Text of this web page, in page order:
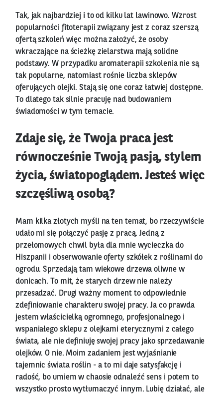
Tak, jak najbardziej i to od kilku lat lawinowo. Wzrost
popularności fitoterapii związany jest z coraz szerszą
ofertą szkoleń więc można założyć, że osoby
wkraczające na ścieżkę zielarstwa mają solidne
podstawy. W przypadku aromaterapii szkolenia nie są
tak popularne, natomiast rośnie liczba sklepów
oferujących olejki. Stają się one coraz łatwiej dostępne.
To dlatego tak silnie pracuję nad budowaniem
świadomości w tym temacie.
Zdaje się, że Twoja praca jest
równocześnie Twoją pasją, stylem
życia, światopoglądem. Jesteś więc
szczęśliwą osobą?
Mam kilka złotych myśli na ten temat, bo rzeczywiście
udało mi się połączyć pasję z pracą. Jedną z
przełomowych chwil była dla mnie wycieczka do
Hiszpanii i obserwowanie oferty szkółek z roślinami do
ogrodu. Sprzedają tam wiekowe drzewa oliwne w
donicach. To mit, że starych drzew nie należy
przesadzać. Drugi ważny moment to odpowiednie
zdefiniowanie charakteru swojej pracy. Ja co prawda
jestem właścicielką ogromnego, profesjonalnego i
wspaniałego sklepu z olejkami eterycznymi z całego
świata, ale nie definiuję swojej pracy jako sprzedawanie
olejków. O nie. Moim zadaniem jest wyjaśnianie
tajemnic świata roślin - a to mi daje satysfakcję i
radość, bo umiem w chaosie odnaleźć sens i potem to
wszystko prosto wytłumaczyć innym. Lubię działać, ale